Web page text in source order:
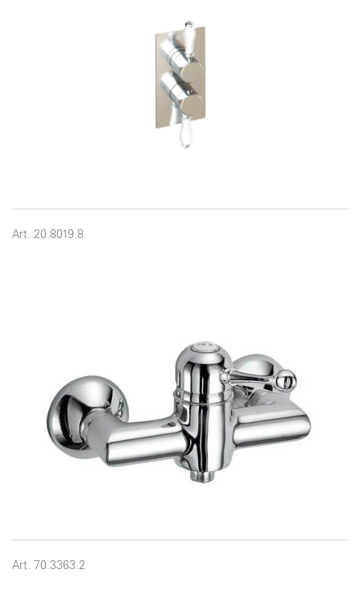
Art. 20.8019.8
Art. 70.3363.2